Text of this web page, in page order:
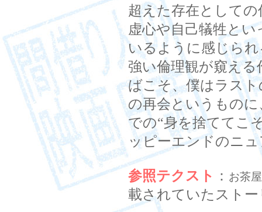
超えた存在として
虚心や自己犠牲と
いるように感じら
強い倫理観が窺え
ばこそ、僕はラス
の再会というもの
での“身を捨ててこ
ッピーエンドのニ
参照テクスト ： お茶
載されていたストー